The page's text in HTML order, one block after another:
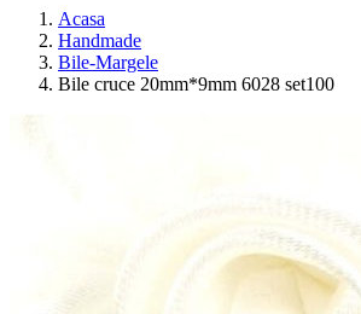
Acasa
Handmade
Bile-Margele
Bile cruce 20mm*9mm 6028 set100